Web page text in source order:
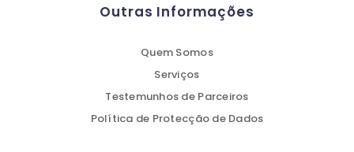
Outras Informações
Quem Somos
Serviços
Testemunhos de Parceiros
Política de Protecção de Dados